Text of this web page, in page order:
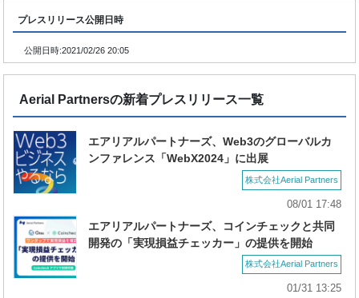
プレスリリース公開日時
公開日時:2021/02/26 20:05
Aerial Partnersの新着プレスリリース一覧
エアリアルパートナーズ、Web3のグローバルカ
ンファレンス「WebX2024」に出展
株式会社Aerial Partners
08/01 17:48
エアリアルパートナーズ、コインチェックと共同
開発の「実現損益チェッカー」の提供を開始
株式会社Aerial Partners
01/31 13:25